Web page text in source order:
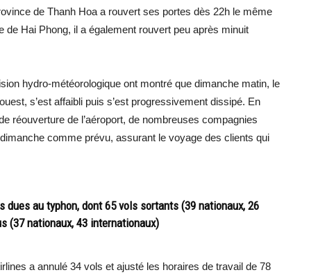
de Thanh Hoa a rouvert ses portes dès 22h le même
de Hai Phong, il a également rouvert peu après minuit
hydro-météorologique ont montré que dimanche matin, le
s’est affaibli puis s’est progressivement dissipé. En
réouverture de l’aéroport, de nombreuses compagnies
comme prévu, assurant le voyage des clients qui
au typhon, dont 65 vols sortants (39 nationaux, 26
(37 nationaux, 43 internationaux)
a annulé 34 vols et ajusté les horaires de travail de 78